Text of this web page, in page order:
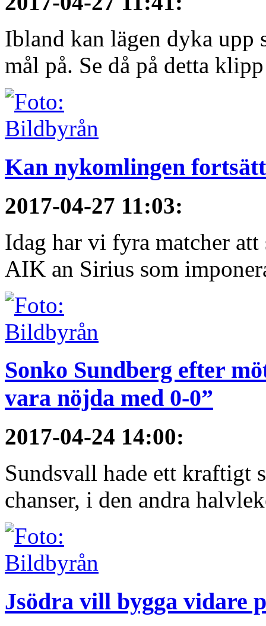
Ibland kan lägen dyka upp
mål på. Se då på detta
Kan nykomlingen
2017-04-27 11:03:
Idag har vi fyra matcher
AIK an Sirius som
Sonko Sundberg efter
vara nöjda med 0-0”
2017-04-24 14:00:
Sundsvall hade ett kraftigt
chanser, i den andra
Jsödra vill bygga vidare